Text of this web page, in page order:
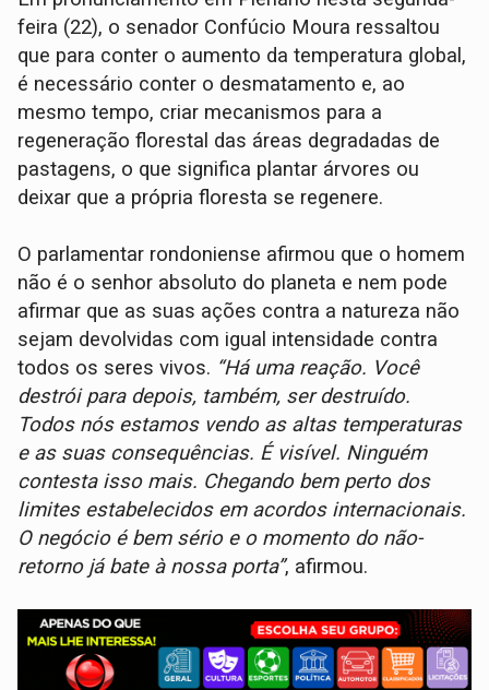
feira (22), o senador Confúcio Moura ressaltou
que para conter o aumento da temperatura global,
é necessário conter o desmatamento e, ao
mesmo tempo, criar mecanismos para a
regeneração florestal das áreas degradadas de
pastagens, o que significa plantar árvores ou
deixar que a própria floresta se regenere.
O parlamentar rondoniense afirmou que o homem
não é o senhor absoluto do planeta e nem pode
afirmar que as suas ações contra a natureza não
sejam devolvidas com igual intensidade contra
todos os seres vivos. “Há uma reação. Você
destrói para depois, também, ser destruído.
Todos nós estamos vendo as altas temperaturas
e as suas consequências. É visível. Ninguém
contesta isso mais. Chegando bem perto dos
limites estabelecidos em acordos internacionais.
O negócio é bem sério e o momento do não-
retorno já bate à nossa porta”, afirmou.